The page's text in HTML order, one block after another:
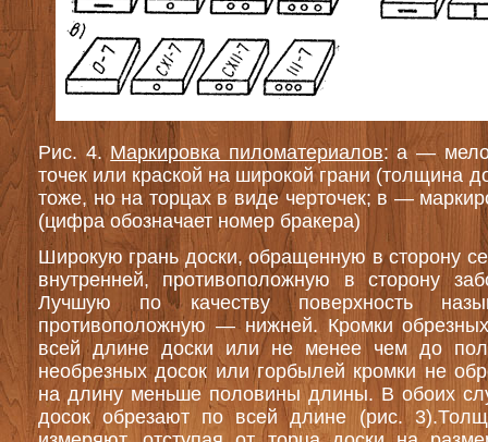
Рис. 4.Маркировка пиломатериалов: а —
точек или краской на широкой грани (толщина
тоже, но на торцах в виде черточек; в —
(цифра обозначает номер бракера)
Широкую грань доски, обращенную в сторону
внутренней, противоположную в сторону
Лучшую по качеству поверхность
противоположную — нижней. Кромки
всей длине доски или не менее чем до
необрезных досок или горбылей кромки не
на длину меньше половины длины. В обоих
досок обрезают по всей длине (рис.